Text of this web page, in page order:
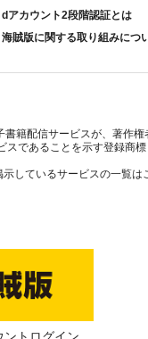
dアカウント2段階認証とは
海賊版に関する取り組みにつ
籍配信サービスが、著作権
スであることを示す登録商
しているサービスの一覧は